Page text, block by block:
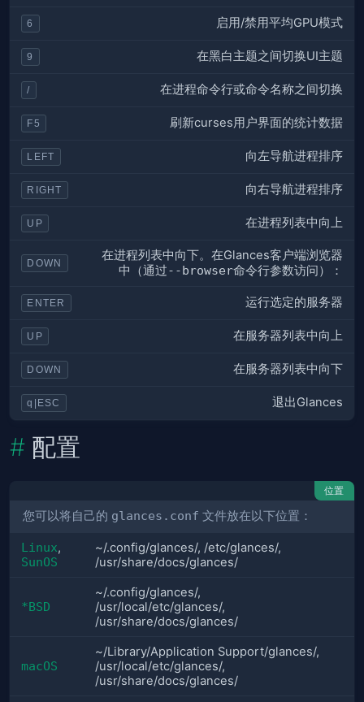
6 启用/禁用平均GPU模式
9 在黑白主题之间切换UI主题
/ 在进程命令行或命令名称之间切换
F5 刷新curses用户界面的统计数据
LEFT 向左导航进程排序
RIGHT 向右导航进程排序
UP 在进程列表中向上
DOWN
在进程列表中向下。在Glances客户端浏览器
中（通过--browser命令行参数访问）：
ENTER 运行选定的服务器
UP 在服务器列表中向上
DOWN 在服务器列表中向下
q|ESC 退出Glances
配置
位置
您可以将自己的 glances.conf 文件放在以下位置：
Linux,
SunOS
~/.config/glances/, /etc/glances/,
/usr/share/docs/glances/
*BSD
~/.config/glances/,
/usr/local/etc/glances/,
/usr/share/docs/glances/
macOS
~/Library/Application Support/glances/,
/usr/local/etc/glances/,
/usr/share/docs/glances/